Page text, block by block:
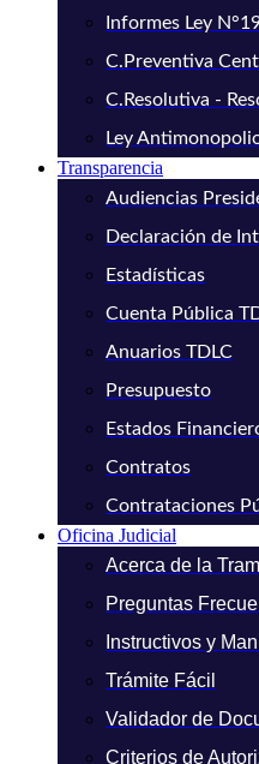
Informes Ley
C.Preventiva
C.Resolutiva -
Ley
Transparencia
Audiencias
Declaración de
Estadísticas
Cuenta Pública
Anuarios TDLC
Presupuesto
Estados
Contratos
Contrataciones
Oficina Judicial
Acerca de la
Preguntas
Instructivos y
Trámite Fácil
Validador de
Criterios de